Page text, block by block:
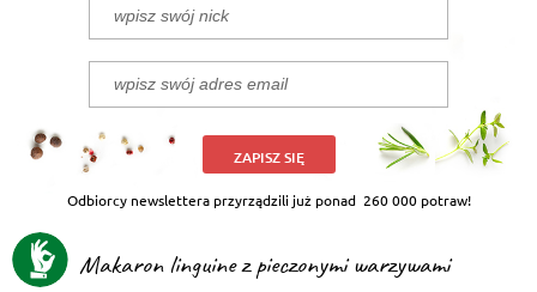
ZAPISZ SIĘ
Odbiorcy newslettera przyrządzili już ponad 260 000 potraw!
Makaron linguine z pieczonymi warzywami